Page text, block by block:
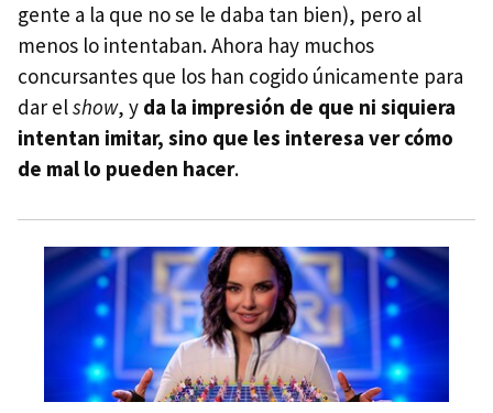
gente a la que no se le daba tan bien), pero al
menos lo intentaban. Ahora hay muchos
concursantes que los han cogido únicamente para
dar elshow, y da la impresión de que ni siquiera
intentan imitar, sino que les interesa ver cómo
de mal lo pueden hacer.